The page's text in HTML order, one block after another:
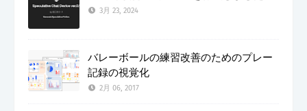
3月 23, 2024
バレーボールの練習改善のためのプレー
記録の視覚化
2月 06, 2017